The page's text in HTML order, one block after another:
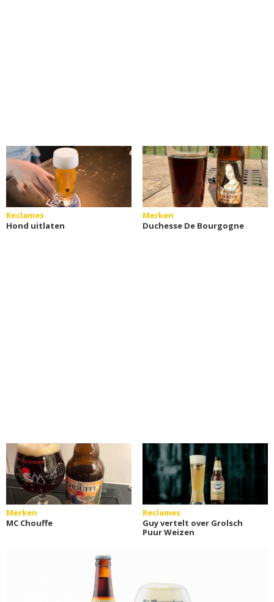
Reclames
Hond uitlaten
Merken
Duchesse De Bourgogne
Merken
MC Chouffe
Reclames
Guy vertelt over Grolsch
Puur Weizen